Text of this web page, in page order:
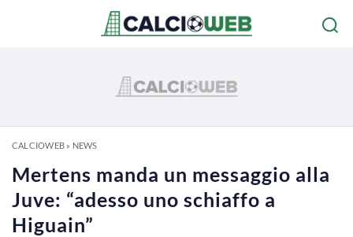
CALCIOWEB» NEWS
Mertens manda un messaggio alla
Juve: “adesso uno schiaffo a
Higuain”